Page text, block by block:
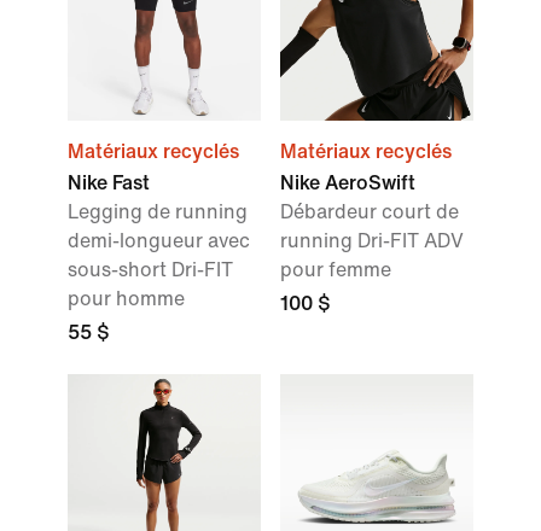
Matériaux recyclés
Nike Fast
Legging de running
demi-longueur avec
sous-short Dri-FIT
pour homme
55 $
Matériaux recyclés
Nike AeroSwift
Débardeur court de
running Dri-FIT ADV
pour femme
100 $